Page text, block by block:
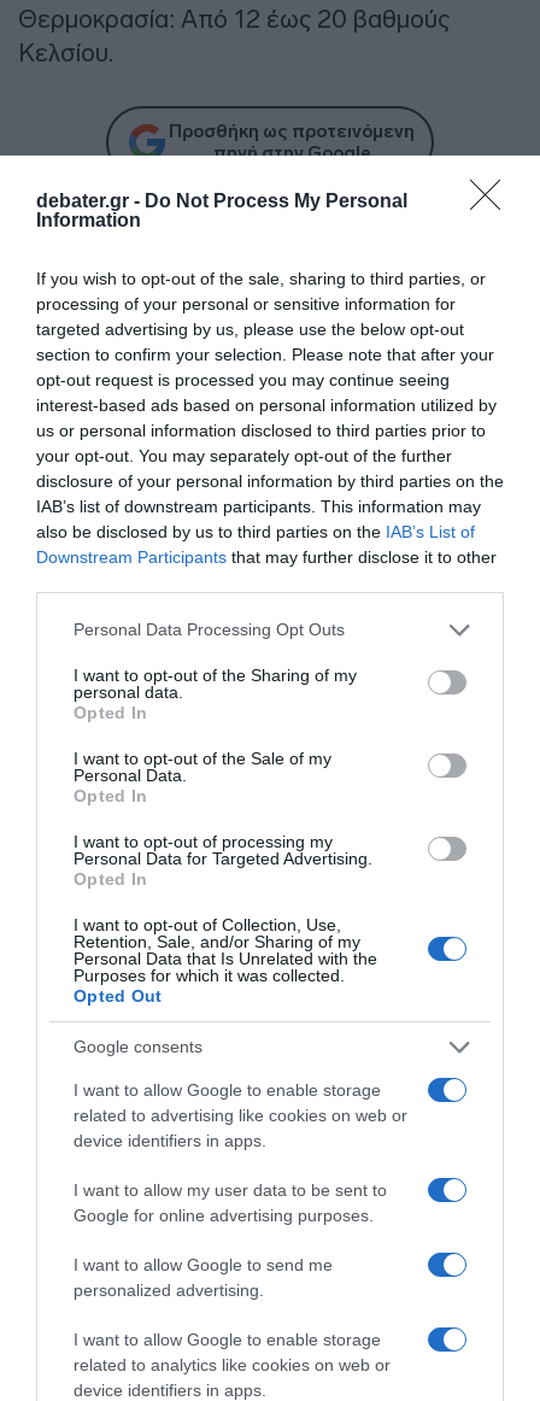
debater.gr - Do Not Process My Personal
Information
If you wish to opt-out of the sale, sharing to third parties, or
processing of your personal or sensitive information for
targeted advertising by us, please use the below opt-out
section to confirm your selection. Please note that after your
opt-out request is processed you may continue seeing
interest-based ads based on personal information utilized by
us or personal information disclosed to third parties prior to
your opt-out. You may separately opt-out of the further
disclosure of your personal information by third parties on the
IAB’s list of downstream participants. This information may
also be disclosed by us to third parties on the IAB’s List of
Downstream Participants that may further disclose it to other
Please note that this website/app uses one or more Google
not limited to your visit or usage behaviour. You may click to
grant or deny consent to Google and its third-party tags to
use your data for below specified purposes in below Google
consent section.
Personal Data Processing Opt Outs
I want to opt-out of the Sharing of my
personal data.
Opted In
I want to opt-out of the Sale of my
Personal Data.
Opted In
I want to opt-out of processing my
Personal Data for Targeted Advertising.
Opted In
I want to opt-out of Collection, Use,
Retention, Sale, and/or Sharing of my
Personal Data that Is Unrelated with the
Purposes for which it was collected.
Opted Out
Google consents
I want to allow Google to enable storage
related to advertising like cookies on web or
device identifiers in apps.
I want to allow my user data to be sent to
Google for online advertising purposes.
I want to allow Google to send me
personalized advertising.
I want to allow Google to enable storage
related to analytics like cookies on web or
device identifiers in apps.
Θερμοκρασία: Από 12 έως 20 βαθμούς
Κελσίου.
Προσθήκη ως προτεινόμενη
πηγή στην Google
και μάθετε πρώτοι όλες τις ειδήσεις
Share Tweet
ΚΑΙΡΟΣ ΚΑΙΡΟΣ ΑΘΗΝΑ
ΔΙΑΦΗΜΙΣΗ